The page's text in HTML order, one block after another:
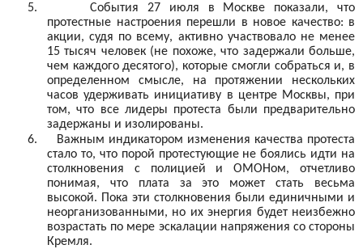
5.
События 27 июля в Москве показали, что
протестные настроения перешли в новое качество: в
акции, судя по всему, активно участвовало не менее
15 тысяч человек (не похоже, что задержали больше,
чем каждого десятого), которые смогли собраться и, в
определенном смысле, на протяжении нескольких
часов удерживать инициативу в центре Москвы, при
том, что все лидеры протеста были предварительно
задержаны и изолированы.
6.
Важным индикатором изменения качества протеста
стало то, что порой протестующие не боялись идти на
столкновения с полицией и ОМОНом, отчетливо
понимая, что плата за это может стать весьма
высокой. Пока эти столкновения были единичными и
неорганизованными, но их энергия будет неизбежно
возрастать по мере эскалации напряжения со стороны
Кремля.